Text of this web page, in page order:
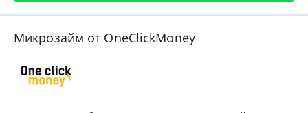
Микрозайм от OneClickMoney